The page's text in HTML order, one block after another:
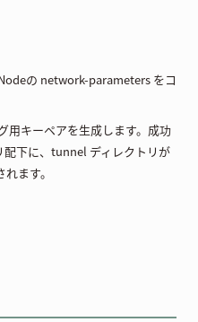
の network-parameters をコ
用キーペアを生成します。成功
配下に、tunnel ディレクトリが
ます。